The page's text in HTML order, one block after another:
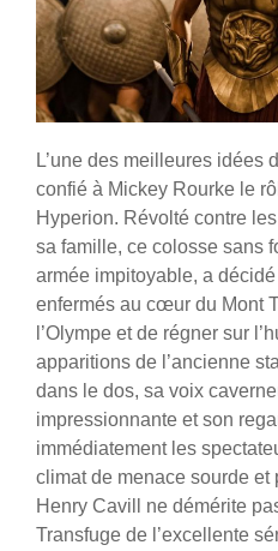
L’une des meilleures idées
confié à Mickey Rourke le
Hyperion. Révolté contre
sa famille, ce colosse sans
armée impitoyable, a
enfermés au cœur du Mont
l’Olympe et de régner sur
apparitions de l’ancienne
dans le dos, sa voix
impressionnante et son
immédiatement les
climat de menace sourde et
Henry Cavill ne démérite
Transfuge de l’excellente